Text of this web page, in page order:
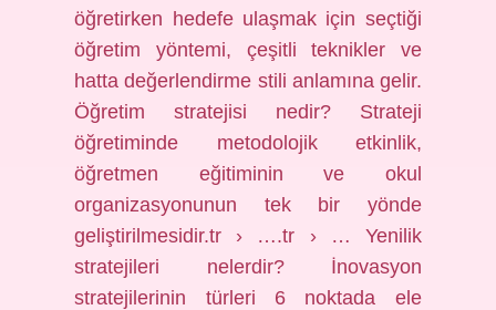
öğretirken hedefe ulaşmak için seçtiği
öğretim yöntemi, çeşitli teknikler ve
hatta değerlendirme stili anlamına gelir.
Öğretim stratejisi nedir? Strateji
öğretiminde metodolojik etkinlik,
öğretmen eğitiminin ve okul
organizasyonunun tek bir yönde
geliştirilmesidir.tr › ….tr › … Yenilik
stratejileri nelerdir? İnovasyon
stratejilerinin türleri 6 noktada ele